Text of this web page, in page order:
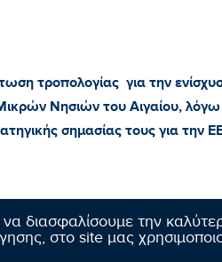
να διασφαλίσουμε την
στο site μας
τροπολογίας για την
Νησιών του Αιγαίου, λόγω
σημασίας τους για την
πολιτικές ομάδες
τις ζωονόσους όπως «η πανώλη
και να εκριζωθούν